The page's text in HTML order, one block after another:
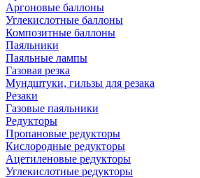
Аргоновые баллоны
Углекислотные баллоны
Композитные баллоны
Паяльники
Паяльные лампы
Газовая резка
Мундштуки, гильзы для резака
Резаки
Газовые паяльники
Редукторы
Пропановые редукторы
Кислородные редукторы
Ацетиленовые редукторы
Углекислотные редукторы